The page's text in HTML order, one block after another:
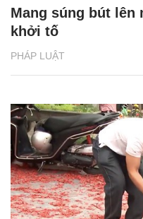
PHÁP LUẬT
Mang súng bút lên
khởi tố